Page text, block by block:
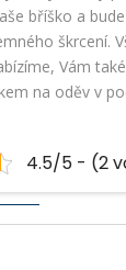
bříško a
škrcení.
Vám
na oděv v
4.5/5 - (2